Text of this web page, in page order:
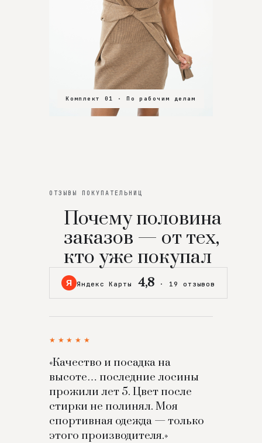
Комплект 01 · По рабочим делам
Комплект 02 · В зал
Комплект 03 · На особенный вечер
ОТЗЫВЫ ПОКУПАТЕЛЬНИЦ
Почему половина
заказов — от тех,
кто уже покупал
Я Яндекс Карты 4,8 · 19 отзывов
★★★★★
«Качество и посадка на
высоте… последние лосины
прожили лет 5. Цвет после
стирки не полинял. Моя
спортивная одежда — только
этого производителя.»